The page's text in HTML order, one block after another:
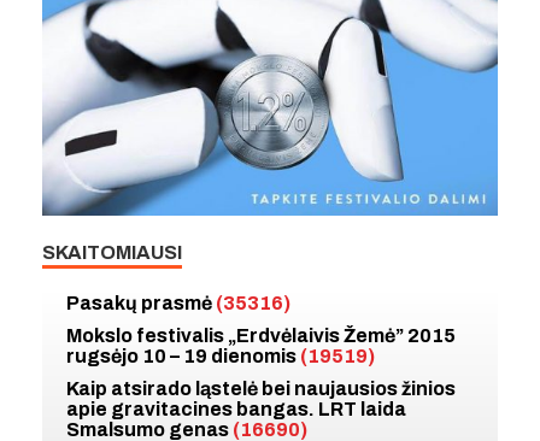
SKAITOMIAUSI
Pasakų prasmė (35316)
Mokslo festivalis „Erdvėlaivis Žemė” 2015
rugsėjo 10 – 19 dienomis (19519)
Kaip atsirado ląstelė bei naujausios žinios
apie gravitacines bangas. LRT laida
Smalsumo genas (16690)